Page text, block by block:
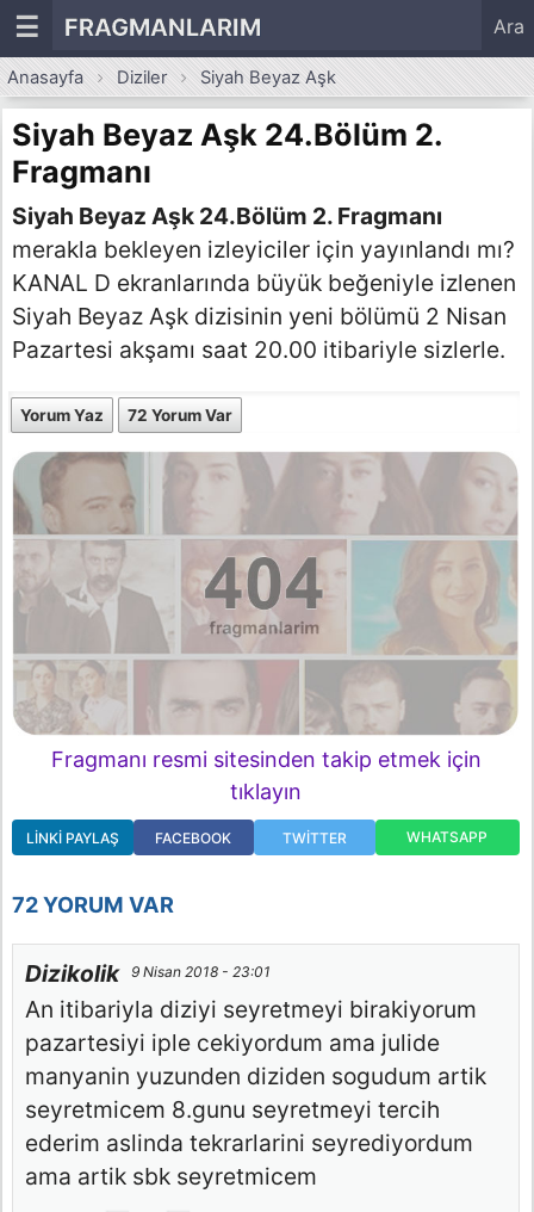
☰ FRAGMANLARIM Ara
Anasayfa Diziler Siyah Beyaz Aşk
Siyah Beyaz Aşk 24.Bölüm 2.
Fragmanı
Siyah Beyaz Aşk 24.Bölüm 2. Fragmanı
merakla bekleyen izleyiciler için yayınlandı mı?
KANAL D ekranlarında büyük beğeniyle izlenen
Siyah Beyaz Aşk dizisinin yeni bölümü 2 Nisan
Pazartesi akşamı saat 20.00 itibariyle sizlerle.
Yorum Yaz 72 Yorum Var
Fragmanı resmi sitesinden takip etmek için
tıklayın
LINKI PAYLAŞ FACEBOOK TWITTER WHATSAPP
72 YORUM VAR
Dizikolik 9 Nisan 2018 - 23:01
An itibariyla diziyi seyretmeyi birakiyorum
pazartesiyi iple cekiyordum ama julide
manyanin yuzunden diziden sogudum artik
seyretmicem 8.gunu seyretmeyi tercih
ederim aslinda tekrarlarini seyrediyordum
ama artik sbk seyretmicem